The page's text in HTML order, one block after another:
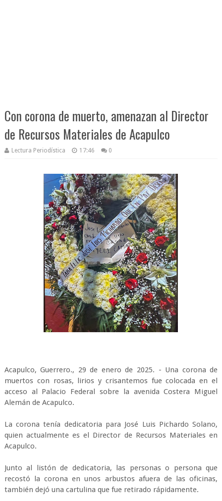
Con corona de muerto, amenazan al Director
de Recursos Materiales de Acapulco
Lectura Periodística 17:46 0
Acapulco, Guerrero., 29 de enero de 2025. - Una corona de
muertos con rosas, lirios y crisantemos fue colocada en el
acceso al Palacio Federal sobre la avenida Costera Miguel
Alemán de Acapulco.
La corona tenía dedicatoria para José Luis Pichardo Solano,
quien actualmente es el Director de Recursos Materiales en
Acapulco.
Junto al listón de dedicatoria, las personas o persona que
recostó la corona en unos arbustos afuera de las oficinas,
también dejó una cartulina que fue retirado rápidamente.